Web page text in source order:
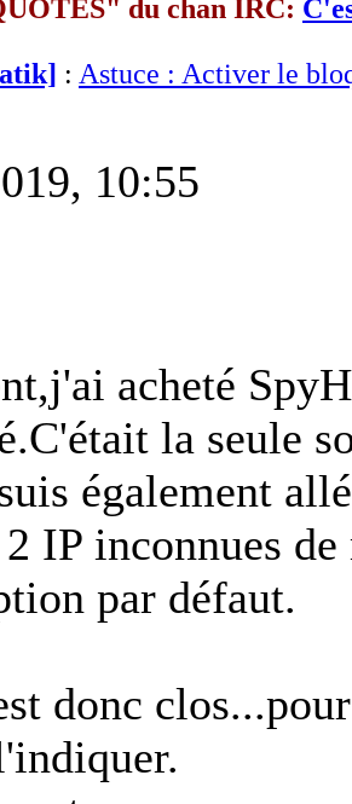
du chan IRC:
: Astuce : Activer le
10:55
acheté
la seule
également
IP inconnues
par défaut.
donc